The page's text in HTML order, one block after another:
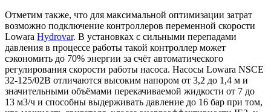
Отметим также, что для максимальной оптимизации затрат
возможно подключение контроллеров переменной скорости
Lowara Hydrovar. В установках с сильными перепадами
давления в процессе работы такой контроллер может
сэкономить до 70% энергии за счёт автоматического
регулирования скорости работы насоса. Насосы Lowara NSCE
32-125/02B отличаются высоким напором от 3,2 до 1,4 м и
значительными объёмами перекачиваемой жидкости от 7 до
13 м3/ч и способны выдерживать давление до 16 бар при том,